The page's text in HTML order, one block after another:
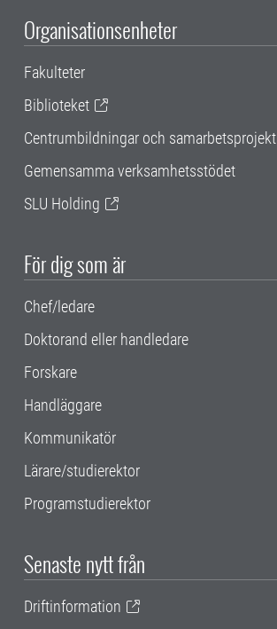
Organisationsenheter
Fakulteter
Biblioteket
Centrumbildningar och samarbetsprojekt
Gemensamma verksamhetsstödet
SLU Holding
För dig som är
Chef/ledare
Doktorand eller handledare
Forskare
Handläggare
Kommunikatör
Lärare/studierektor
Programstudierektor
Senaste nytt från
Driftinformation